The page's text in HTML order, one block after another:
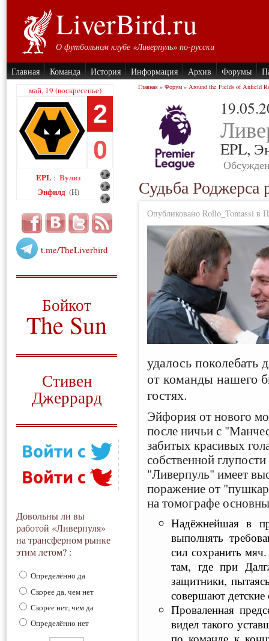
LiverBird.ru
О футбольном клубе «Ливерпуль» по-русски
Главная Команда История Информация Архив Форумы
май, 19 (воскресенье)
2
0
EPL : Вулвз
Энфилд (H)
t.me/TheLiverbird
Бойкот
The Sun
Стивен
Джеррард
Довольны ли вы
работой «Ливерпуля»
на трансферном рынке
этим летом? :
Определённо да
Скорее да, чем нет
Скорее нет, чем да
Определённо нет
Главная » Форум » Around the Fields of Anfield
EPL,
Судьба Роджерса
Опубликовано Rollo_Tomassi в
удалось
от команды нашего
гостях.
Эйфория от нового
после ничьи с
забитых красивых
собственной
"Ливерпуль" имеет
поражение от
на томографе
Надёжнейшая в
выполнять
сил сохранить
там, где при
защитники,
совершают
Проваленная
видел такого